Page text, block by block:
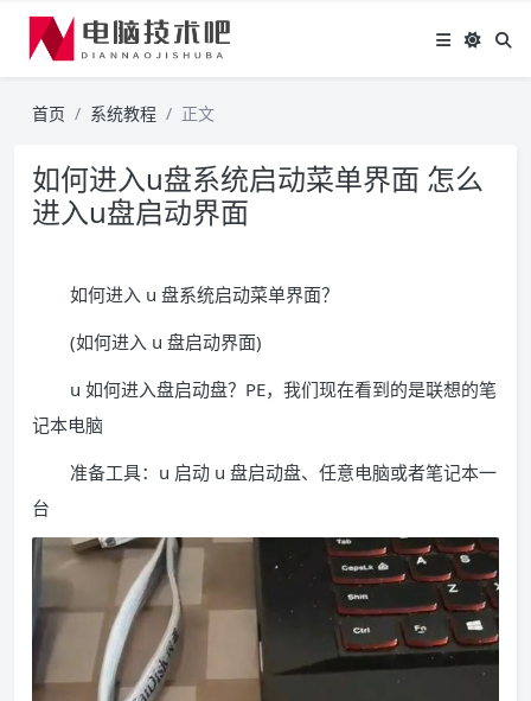
首页 系统教程 正文
如何进入u盘系统启动菜单界面 怎么
进入u盘启动界面
如何进入 u 盘系统启动菜单界面？
(如何进入 u 盘启动界面)
u 如何进入盘启动盘？PE，我们现在看到的是联想的笔
记本电脑
准备工具：u 启动 u 盘启动盘、任意电脑或者笔记本一
台